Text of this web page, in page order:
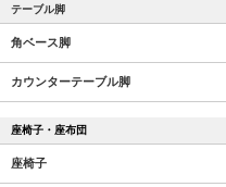
テーブル脚
角ベース脚
カウンターテーブル脚
座椅子・座布団
座椅子